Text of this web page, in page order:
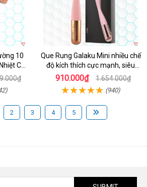
10
Cao
Que Rung Galaku Mini nhiều chế
độ kích thích cực mạnh, siêu
sướng
910.000₫ 1.654.000₫
(940)
2 3 4 5